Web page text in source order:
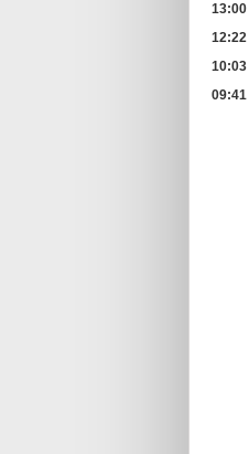
13:00
12:22
10:03
09:41